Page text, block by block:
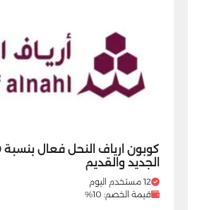
الجديد والقديم
12 مستخدم اليوم
قيمة الخصم: 10%